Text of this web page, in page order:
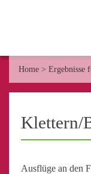
Home > Ergebnisse
Klettern/
Ausflüge an den